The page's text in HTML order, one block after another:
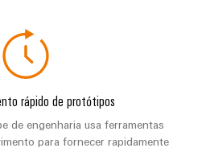
rápido de protótipos
de engenharia usa ferramentas
para fornecer rapidamente